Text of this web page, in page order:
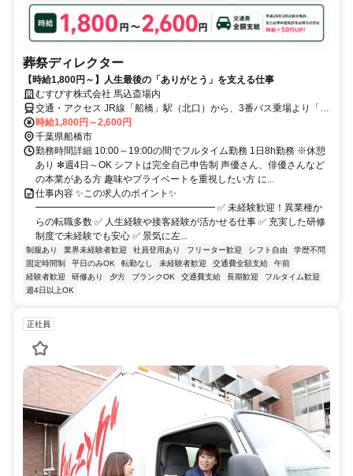
葬祭ディレクター
【時給1,800円～】人生最後の「ありがとう」を支える仕事
むすびす株式会社 馬込斎場内
交通・アクセス JR線「船橋」駅（北口）から、3番バス乗場より「鎌
ケ谷大仏」行きで、「馬込斎場前」下車し、徒歩約3分｜新京成線
「鎌ケ谷大仏」駅から、「船橋」駅行きで 「馬込斎場前」下車し、
徒歩約3分
時給1,800円～2,600円
千葉県船橋市
勤務時間詳細 10:00～19:00の間でフルタイム勤務 1日8h勤務 ※休憩
あり ✻週4日～OK シフトは完全自己申告制 声優さん、俳優さんなど
の本業がある方 趣味やプライベートを重視したい方 に...
仕事内容 ✨この求人のポイント✨
━━━━━━━━━━━━━━━━━━━ ✅ 未経験歓迎！異業種か
らの転職多数 ✅ 人生経験や接客経験が活かせる仕事 ✅ 充実した研修
制度で未経験でも安心 ✅ 景気に左...
制服あり 業界未経験者歓迎 社員登用あり フリーター歓迎 シフト自由
学歴不問
固定時間制
平日のみOK 転勤なし 未経験者歓迎 交通費全額支給
午前
経験者歓迎
研修あり 夕方 ブランクOK 交通費支給 長期歓迎
フルタイム歓迎
週4日以上OK
正社員